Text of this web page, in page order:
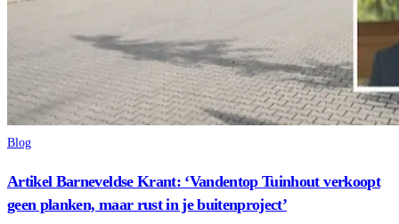
Blog
Artikel Barneveldse Krant: ‘Vandentop Tuinhout verkoopt
geen planken, maar rust in je buitenproject’